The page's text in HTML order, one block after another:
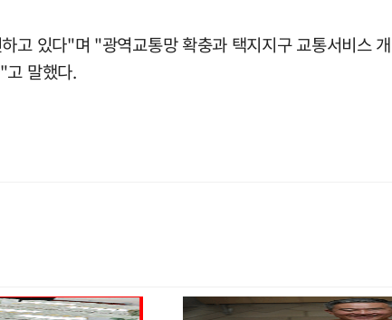
고 있다"며 "광역교통망 확충과 택지지구 교통서비스
고 말했다.